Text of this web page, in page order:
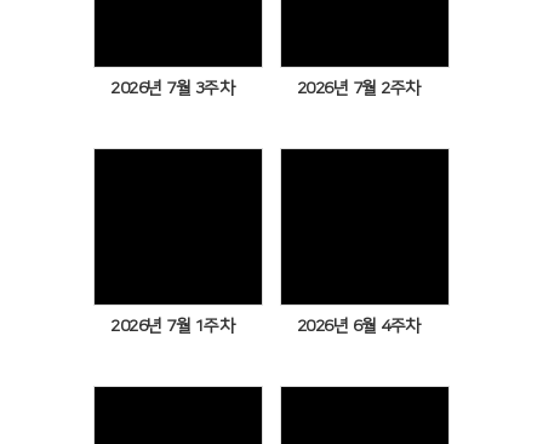
2026년 7월 3주차 2026년 7월 2주차
2026년 7월 1주차 2026년 6월 4주차